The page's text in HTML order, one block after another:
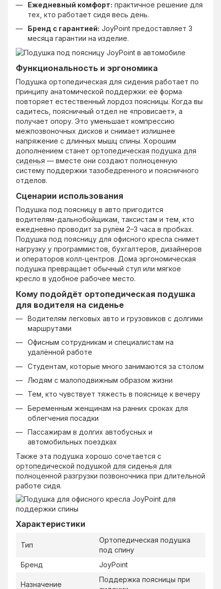
Ежедневный комфорт: практичное решение для
тех, кто работает сидя весь день.
Бренд с гарантией: JoyPoint предоставляет 3
месяца гарантии на изделие.
Функциональность и эргономика
Подушка ортопедическая для сидения работает по
принципу анатомической поддержки: её форма
повторяет естественный лордоз поясницы. Когда вы
садитесь, поясничный отдел не «провисает», а
получает опору. Это уменьшает компрессию
межпозвоночных дисков и снимает излишнее
напряжение с длинных мышц спины. Хорошим
дополнением станет ортопедическая подушка для
сиденья — вместе они создают полноценную
систему поддержки тазобедренного и поясничного
отделов.
Сценарии использования
Подушка под поясницу в авто пригодится
водителям-дальнобойщикам, таксистам и тем, кто
ежедневно проводит за рулём 2–3 часа в пробках.
Подушка под поясницу для офисного кресла снимет
нагрузку у программистов, бухгалтеров, дизайнеров
и операторов колл-центров. Дома эргономическая
подушка превращает обычный стул или мягкое
кресло в удобное рабочее место.
Кому подойдёт ортопедическая подушка
для водителя на сиденье
Водителям легковых авто и грузовиков с долгими
маршрутами
Офисным сотрудникам и специалистам на
удалённой работе
Студентам, которые много занимаются за столом
Людям с малоподвижным образом жизни
Тем, кто чувствует тяжесть в пояснице к вечеру
Беременным женщинам на ранних сроках для
облегчения посадки
Пассажирам в долгих автобусных и
автомобильных поездках
Также эта подушка хорошо сочетается с
ортопедической подушкой для сиденья для
полноценной разгрузки позвоночника при длительной
работе сидя.
Характеристики
Тип
Ортопедическая подушка
под спину
Бренд
JoyPoint
Назначение
Поддержка поясницы при